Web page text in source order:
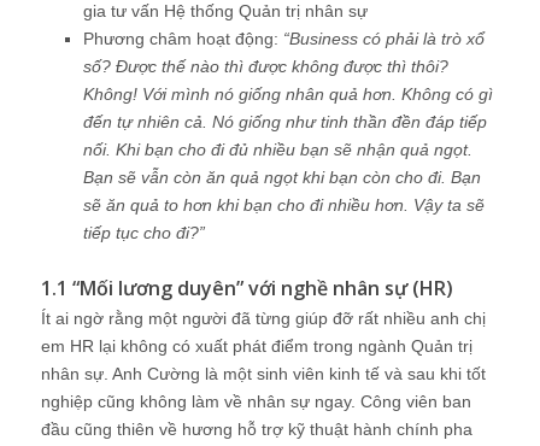
gia tư vấn Hệ thống Quản trị nhân sự
Phương châm hoạt động: “Business có phải là trò xổ
số? Được thế nào thì được không được thì thôi?
Không! Với mình nó giống nhân quả hơn. Không có gì
đến tự nhiên cả. Nó giống như tinh thần đền đáp tiếp
nối. Khi bạn cho đi đủ nhiều bạn sẽ nhận quả ngọt.
Bạn sẽ vẫn còn ăn quả ngọt khi bạn còn cho đi. Bạn
sẽ ăn quả to hơn khi bạn cho đi nhiều hơn. Vậy ta sẽ
tiếp tục cho đi?”
1.1 “Mối lương duyên” với nghề nhân sự (HR)
Ít ai ngờ rằng một người đã từng giúp đỡ rất nhiều anh chị
em HR lại không có xuất phát điểm trong ngành Quản trị
nhân sự. Anh Cường là một sinh viên kinh tế và sau khi tốt
nghiệp cũng không làm về nhân sự ngay. Công viên ban
đầu cũng thiên về hương hỗ trợ kỹ thuật hành chính pha